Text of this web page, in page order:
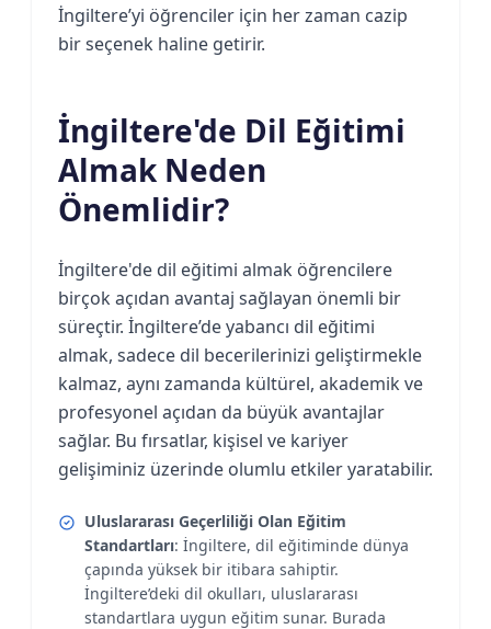
İngiltere’yi öğrenciler için her zaman cazip
bir seçenek haline getirir.
İngiltere'de Dil Eğitimi
Almak Neden
Önemlidir?
İngiltere'de dil eğitimi almak öğrencilere
birçok açıdan avantaj sağlayan önemli bir
süreçtir. İngiltere’de yabancı dil eğitimi
almak, sadece dil becerilerinizi geliştirmekle
kalmaz, aynı zamanda kültürel, akademik ve
profesyonel açıdan da büyük avantajlar
sağlar. Bu fırsatlar, kişisel ve kariyer
gelişiminiz üzerinde olumlu etkiler yaratabilir.
Uluslararası Geçerliliği Olan Eğitim
Standartları: İngiltere, dil eğitiminde dünya
çapında yüksek bir itibara sahiptir.
İngiltere’deki dil okulları, uluslararası
standartlara uygun eğitim sunar. Burada